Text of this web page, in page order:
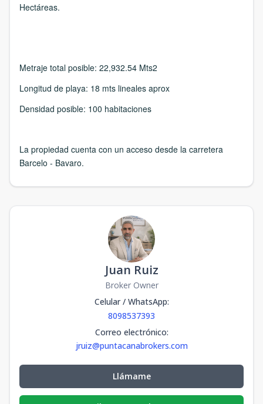
Hectáreas.
Metraje total posible: 22,932.54 Mts2
Longitud de playa: 18 mts lineales aprox
Densidad posible: 100 habitaciones
La propiedad cuenta con un acceso desde la carretera
Barcelo - Bavaro.
Juan Ruiz
Broker Owner
Celular / WhatsApp:
8098537393
Correo electrónico:
jruiz@puntacanabrokers.com
Llámame